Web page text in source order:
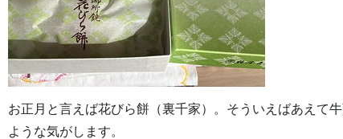
お正月と言えば花びら餅（裏千家）。そういえばあえて
ような気がします。